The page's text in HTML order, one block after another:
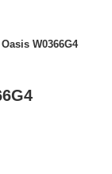
W0366G4